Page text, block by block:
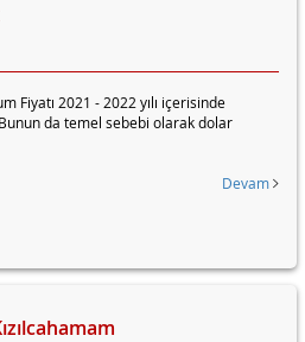
Fiyatı 2021 - 2022 yılı içerisinde
da temel sebebi olarak dolar
Devam